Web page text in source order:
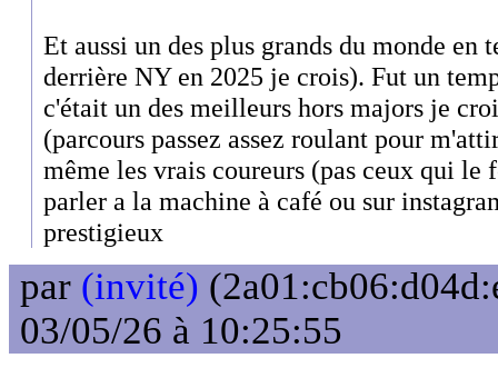
Et aussi un des plus grands du monde en
derrière NY en 2025 je crois). Fut un
c'était un des meilleurs hors majors je
(parcours passez assez roulant pour
même les vrais coureurs (pas ceux qui le
parler a la machine à café ou sur
prestigieux
par (invité)
03/05/26 à 10:25:55